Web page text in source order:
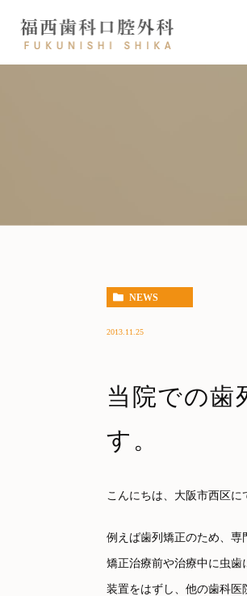
NEWS
2013.11.25
当院での歯
す。
こんにちは、大阪市西区に
例えば歯列矯正のため、専
矯正治療前や治療中に虫歯
装置をはずし、他の歯科医